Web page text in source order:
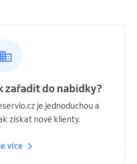
zařadit do nabídky?
je jednoduchou a
získat nové klienty.
více